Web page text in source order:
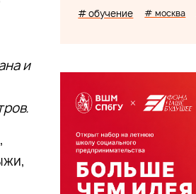
и
,
# обучение # москва